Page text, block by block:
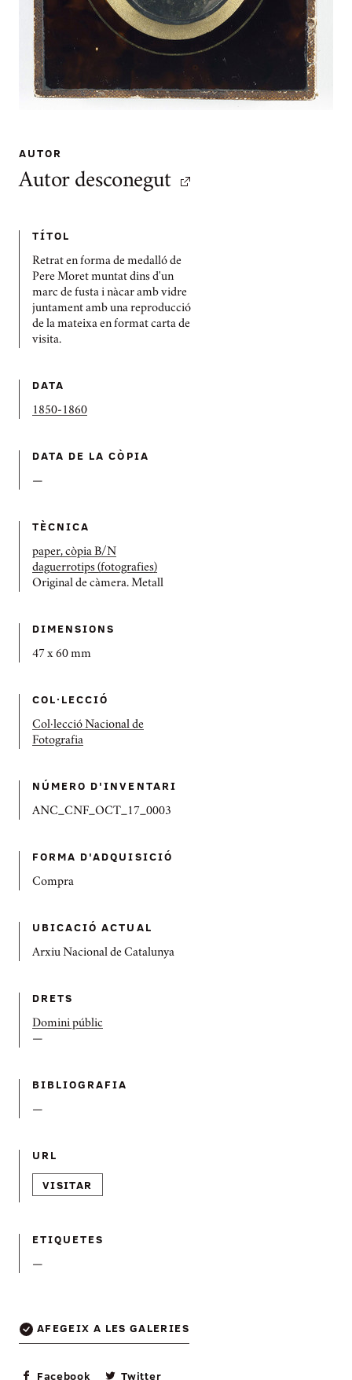
AUTOR
Autor desconegut
TÍTOL
Retrat en forma de medalló de
Pere Moret muntat dins d'un
marc de fusta i nàcar amb vidre
juntament amb una reproducció
de la mateixa en format carta de
visita.
DATA
1850-1860
DATA DE LA CÒPIA
—
TÈCNICA
paper, còpia B/N
daguerrotips (fotografies)
Original de càmera. Metall
DIMENSIONS
47 x 60 mm
COL·LECCIÓ
Col·lecció Nacional de
Fotografia
NÚMERO D'INVENTARI
ANC_CNF_OCT_17_0003
FORMA D'ADQUISICIÓ
Compra
UBICACIÓ ACTUAL
Arxiu Nacional de Catalunya
DRETS
Domini públic
—
BIBLIOGRAFIA
—
URL
VISITAR
ETIQUETES
—
AFEGEIX A LES GALERIES
Facebook Twitter